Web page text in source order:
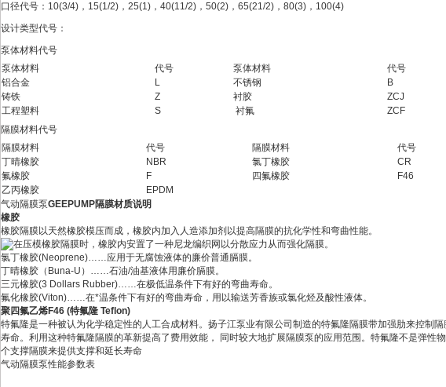
口径代号：10(3/4)，15(1/2)，25(1)，40(11/2)，50(2)，65(21/2)，80(3)，100(4)
设计类型代号：
泵体材料代号
泵体材料
代号 泵体材料
代号
铝合金
L 不锈钢
B
铸铁
Z 衬胶
ZCJ
工程塑料
S 衬氟
ZCF
隔膜材料代号
隔膜材料
代号 隔膜材料
代号
丁晴橡胶
NBR 氯丁橡胶
CR
氟橡胶
F 四氟橡胶
F46
乙丙橡胶
EPDM
气动隔膜泵GEEPUMP隔膜材质说明
橡胶
橡胶隔膜以天然橡胶模压而成，橡胶内加入人造添加剂以提高隔膜的抗化学性和弯曲性能。
在压模橡胶隔膜时，橡胶内安置了一种尼龙编织网以分散应力从而强化隔膜。
氯丁橡胶(Neoprene)……应用于无腐蚀液体的廉价普通膈膜。
丁晴橡胶（Buna-U）……石油/油基液体用廉价膈膜。
三元橡胶(3 Dollars Rubber)……在极低温条件下有好的弯曲寿命。
氟化橡胶(Viton)……在*温条件下有好的弯曲寿命，用以输送芳香族或氯化烃及酸性液体。
聚四氟乙烯F46 (特氟隆 Teflon)
特氟隆是一种被认为化学稳定性的人工合成材料。扬子江泵业有限公司制造的特氟隆隔膜带加强肋来控制
寿命。利用这种特氟隆隔膜的革新提高了费用效能， 同时较大地扩展隔膜泵的应用范围。特氟隆不是弹性
个支撑隔膜来提供支撑和延长寿命
气动隔膜泵性能参数表